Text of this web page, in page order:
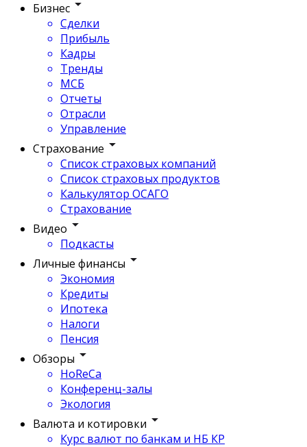
Бизнес
Сделки
Прибыль
Кадры
Тренды
МСБ
Отчеты
Отрасли
Управление
Страхование
Список страховых компаний
Список страховых продуктов
Калькулятор ОСАГО
Страхование
Видео
Подкасты
Личные финансы
Экономия
Кредиты
Ипотека
Налоги
Пенсия
Обзоры
HoReCa
Конференц-залы
Экология
Валюта и котировки
Курс валют по банкам и НБ КР